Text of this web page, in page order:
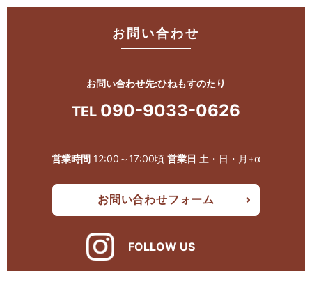
お問い合わせ
お問い合わせ先:ひねもすのたり
TEL 090-9033-0626
営業時間 12:00～17:00頃 営業日 土・日・月+α
お問い合わせフォーム
FOLLOW US